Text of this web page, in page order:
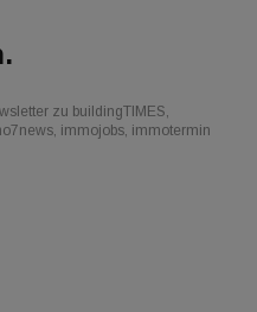
zu buildingTIMES,
immojobs, immotermin